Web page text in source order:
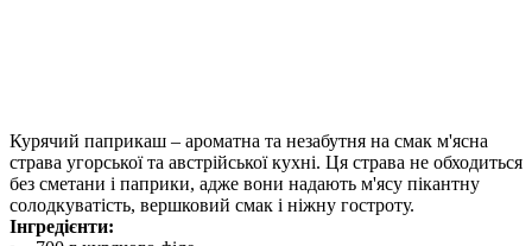
Курячий паприкаш – ароматна та незабутня на смак м'ясна
страва угорської та австрійської кухні. Ця страва не обходиться
без сметани і паприки, адже вони надають м'ясу пікантну
солодкуватість, вершковий смак і ніжну гостроту.
Інгредієнти: